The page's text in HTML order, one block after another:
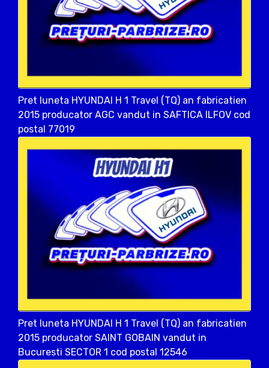
Pret luneta HYUNDAI H 1 Travel (TQ) an fabricatien
2015 producator AGC vandut in SAFTICA ILFOV cod
postal 77019
Pret luneta HYUNDAI H 1 Travel (TQ) an fabricatien
2015 producator SAINT GOBAIN vandut in
Bucuresti SECTOR 1 cod postal 12546